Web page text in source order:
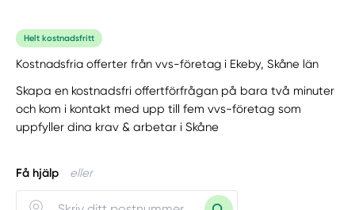
Helt kostnadsfritt
Kostnadsfria offerter från vvs-företag i Ekeby, Skåne län
Skapa en kostnadsfri offertförfrågan på bara två minuter
och kom i kontakt med upp till fem vvs-företag som
uppfyller dina krav & arbetar i Skåne
Få hjälp eller